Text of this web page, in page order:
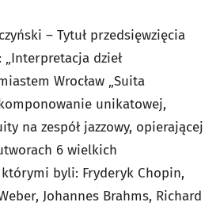
– Tytuł przedsięwzięcia
dzieł
Wrocław „Suita
unikatowej,
na zespół jazzowy, opierającej
6 wielkich
byli: Fryderyk Chopin,
Johannes Brahms, Richard